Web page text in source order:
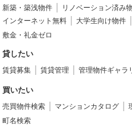
新築・築浅物件 リノベーション済み
インターネット無料
大学生向け物件
敷金・礼金ゼロ
貸したい
賃貸募集 賃貸管理 管理物件ギャラ
買いたい
売買物件検索 マンションカタログ
町名検索